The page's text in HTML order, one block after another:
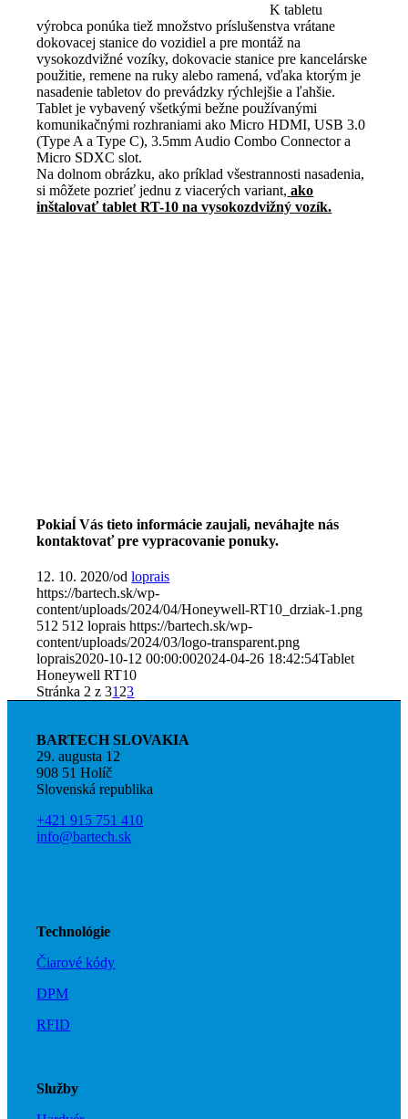
K tabletu
výrobca ponúka tiež množstvo príslušenstva vrátane
dokovacej stanice do vozidiel a pre montáž na
vysokozdvižné vozíky, dokovacie stanice pre kancelárske
použitie, remene na ruky alebo ramená, vďaka ktorým je
nasadenie tabletov do prevádzky rýchlejšie a ľahšie.
Tablet je vybavený všetkými bežne používanými
komunikačnými rozhraniami ako Micro HDMI, USB 3.0
(Type A a Type C), 3.5mm Audio Combo Connector a
Micro SDXC slot.
Na dolnom obrázku, ako príklad všestrannosti nasadenia,
si môžete pozrieť jednu z viacerých variant, ako
inštalovať tablet RT-10 na vysokozdvižný vozík.
Pokiaĺ Vás tieto informácie zaujali, neváhajte nás
kontaktovať pre vypracovanie ponuky.
12. 10. 2020/odloprais
https://bartech.sk/wp-
content/uploads/2024/04/Honeywell-RT10_drziak-1.png
512 512 loprais https://bartech.sk/wp-
content/uploads/2024/03/logo-transparent.png
loprais2020-10-12 00:00:002024-04-26 18:42:54Tablet
Honeywell RT10
Stránka 2 z 3123
BARTECH SLOVAKIA
29. augusta 12
908 51 Holíč
Slovenská republika
+421 915 751 410
info@bartech.sk
Technológie
Čiarové kódy
DPM
RFID
Služby